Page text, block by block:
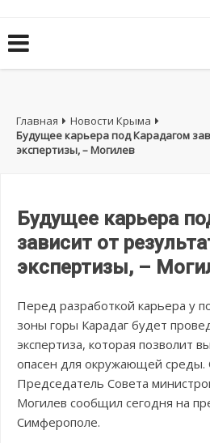
Главная
Новости Крыма
Будущее карьера под Карадагом
экспертизы, – Могилев
Будущее карьера
зависит от
экспертизы, –
Перед разработкой карьера у
зоны горы Карадаг будет
экспертиза, которая позволит
опасен для окружающей среды.
Председатель Совета
Могилев сообщил сегодня на
Симферополе.